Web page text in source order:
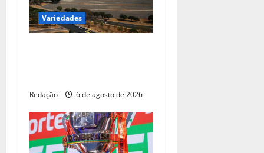
Variedades
Redação 6 de agosto de 2026